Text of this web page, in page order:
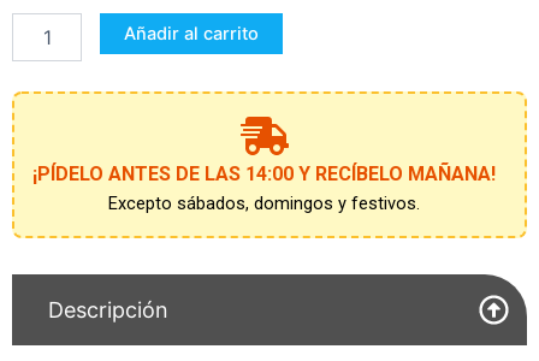
Porterias
Madrid
con
balon
cantidad
Añadir al carrito
¡PÍDELO ANTES DE LAS 14:00 Y RECÍBELO MAÑANA!
Excepto sábados, domingos y festivos.
Descripción